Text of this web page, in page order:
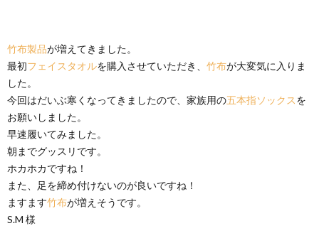
竹布製品が増えてきました。
最初フェイスタオルを購入させていただき、 竹布が大変気に入りま
した。
今回はだいぶ寒くなってきましたので、家族用の五本指ソックスを
お願いしました。
早速履いてみました。
朝までグッスリです。
ホカホカですね！
また、足を締め付けないのが良いですね！
ますます竹布が増えそうです。
S.M 様